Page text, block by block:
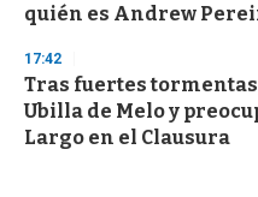
quién es Andrew
17:42
Tras fuertes
Ubilla de Melo y
Largo en el Clausura